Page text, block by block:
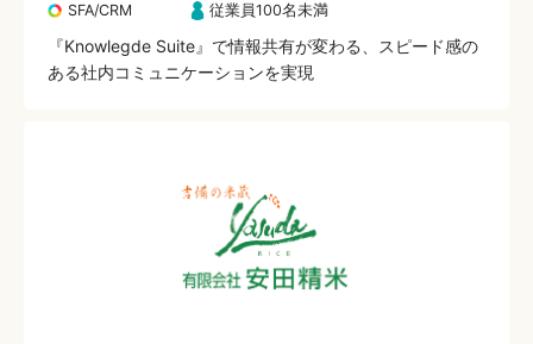
SFA/CRM
従業員100名未満
『Knowlegde Suite』で情報共有が変わる、スピード感の
ある社内コミュニケーションを実現